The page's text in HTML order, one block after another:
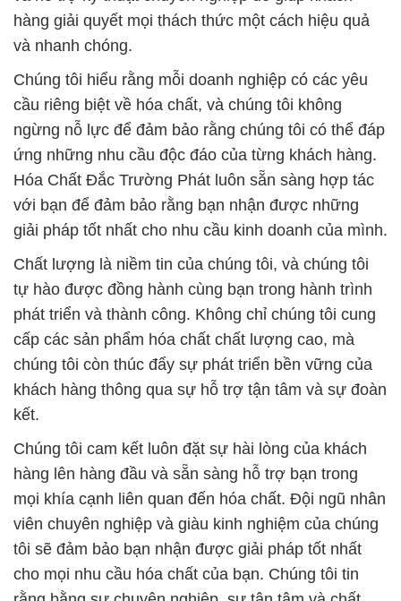
cấp các sản phẩm hóa chất chất lượng cao, mà
chúng tôi còn thúc đẩy sự phát triển bền vững của
khách hàng thông qua sự hỗ trợ tận tâm và sự đoàn
kết.
Chúng tôi cam kết luôn đặt sự hài lòng của khách
hàng lên hàng đầu và sẵn sàng hỗ trợ bạn trong
mọi khía cạnh liên quan đến hóa chất. Đội ngũ nhân
viên chuyên nghiệp và giàu kinh nghiệm của chúng
tôi sẽ đảm bảo bạn nhận được giải pháp tốt nhất
cho mọi nhu cầu hóa chất của bạn. Chúng tôi tin
rằng bằng sự chuyên nghiệp, sự tận tâm và chất
lượng sản phẩm, chúng tôi có thể đóng góp vào sự
thành công của bạn.
Hóa Chất Đắc Trường Phát cam kết đồng hành và
hỗ trợ bạn trong mọi thách thức và cơ hội, và chúng
tôi hy vọng có cơ hội được phục vụ bạn trong tương
# Bán = kinh doanh Phosphoric Axít Lỏng | H3PO4
Ấn Độ India
# Đơn vị cung cấp ⌠ bán Phosphoric Axít Lỏng |
H3PO4 Ấn Độ India
# Công ty bán • kinh doanh Phosphoric Axít Lỏng |
H3PO4 Ấn Độ India